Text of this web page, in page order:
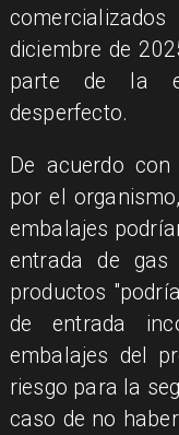
diciembre de
parte de la
desperfecto.
De acuerdo
por el
embalajes
entrada de gas
productos
de entrada
embalajes del
riesgo para la
caso de no